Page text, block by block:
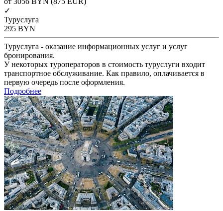
✓
Туруслуга
295 BYN
Туруслуга - оказание информационных услуг и услуг
бронирования.
У некоторых туроператоров в стоимость туруслуги входит
транспортное обслуживание. Как правило, оплачивается в
первую очередь после оформления.
Подробнее